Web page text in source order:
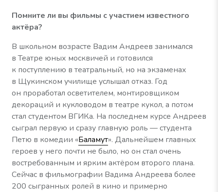
Помните ли вы фильмы с участием известного
актёра?
В школьном возрасте Вадим Андреев занимался
в Театре юных москвичей и готовился
к поступлению в театральный, но на экзаменах
в Щукинском училище услышал отказ. Год
он проработал осветителем, монтировщиком
декораций и кукловодом в театре кукол, а потом
стал студентом ВГИКа. На последнем курсе Андреев
сыграл первую и сразу главную роль — студента
Петю в комедии «Баламут». Дальнейшем главных
героев у него почти не было, но он стал очень
востребованным и ярким актёром второго плана.
Сейчас в фильмографии Вадима Андреева более
200 сыгранных ролей в кино и примерно